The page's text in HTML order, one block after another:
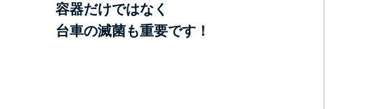
容器だけではなく
台車の滅菌も重要です！